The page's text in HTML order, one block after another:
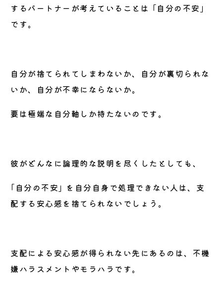
するパートナーが考えていることは ｢自分の不安｣
です。
自分が捨てられてしまわないか、自分が裏切られな
いか、自分が不幸にならないか。
要は極端な自分軸しか持たないのです。
彼がどんなに論理的な説明を尽くしたとしても、
｢自分の不安｣ を自分自身で処理できない人は、支
配する安心感を捨てられないでしょう。
支配による安心感が得られない先にあるのは、不機
嫌ハラスメントやモラハラです。